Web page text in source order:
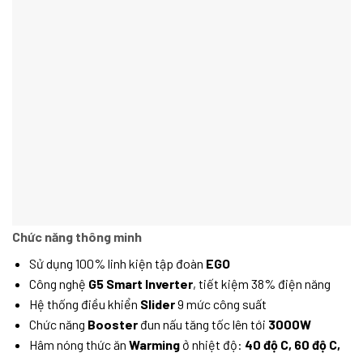
Chức năng thông minh
Sử dụng 100% linh kiện tập đoàn EGO
Công nghệ G5 Smart Inverter, tiết kiệm 38% điện năng
Hệ thống điều khiển Slider9 mức công suất
Chức năng Boosterđun nấu tăng tốc lên tới 3000W
Hâm nóng thức ăn Warmingở nhiệt độ: 40 độ C, 60 độ C,